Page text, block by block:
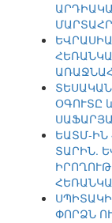
ՕԳՈՒՏԸ
ԵԱՏՄ-
ՏԱՐԻՆ.
ՓՈՐՁՆ